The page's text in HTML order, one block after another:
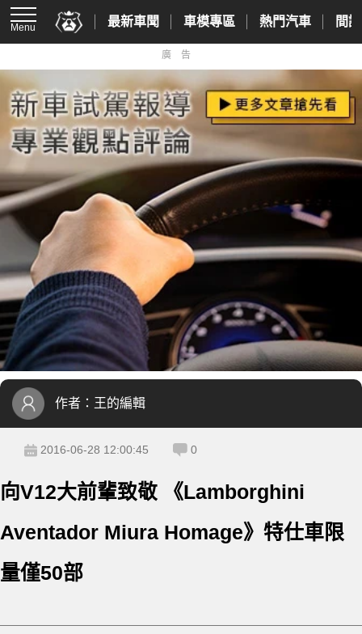
Menu 最新車聞 車模專區 熱門汽車 間
廣告
作者： 王的編輯
2016-06-28 12:00:45 0
向V12大前輩致敬 《Lamborghini
Aventador Miura Homage》特仕車限
量僅50部